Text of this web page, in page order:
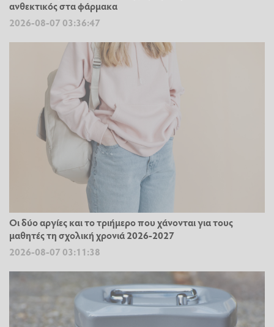
ανθεκτικός στα φάρμακα
2026-08-07 03:36:47
Οι δύο αργίες και το τριήμερο που χάνονται για τους
μαθητές τη σχολική χρονιά 2026-2027
2026-08-07 03:11:38